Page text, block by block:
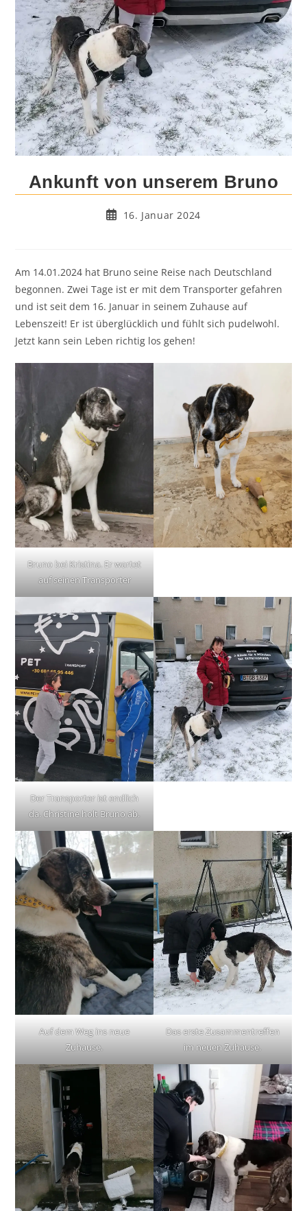
Ankunft von unserem Bruno
Beitrag16. Januar 2024
Am 14.01.2024 hat Bruno seine Reise nach Deutschland
begonnen. Zwei Tage ist er mit dem Transporter gefahren
und ist seit dem 16. Januar in seinem Zuhause auf
Lebenszeit! Er ist überglücklich und fühlt sich pudelwohl.
Jetzt kann sein Leben richtig los gehen!
Bruno bei Kristina. Er wartet
auf seinen Transporter
Der Transporter ist endlich
da. Christine holt Bruno ab.
Auf dem Weg ins neue
Zuhause.
Das erste Zusammentreffen
im neuen Zuhause.